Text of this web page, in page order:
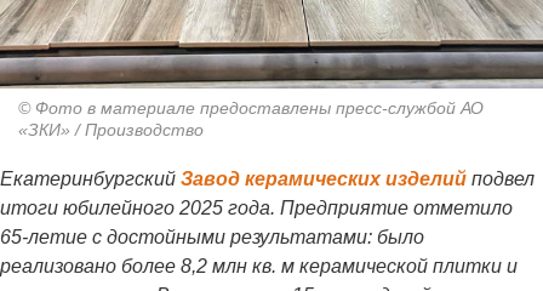
© Фото в материале предоставлены пресс-службой АО
«ЗКИ» / Производство
Екатеринбургский Завод керамических изделий подвел
итоги юбилейного 2025 года. Предприятие отметило
65-летие с достойными результатами: было
реализовано более 8,2 млн кв. м керамической плитки и